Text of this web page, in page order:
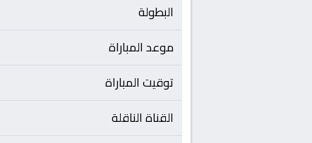
البطولة
موعد المباراة
توقيت المباراة
القناة الناقلة